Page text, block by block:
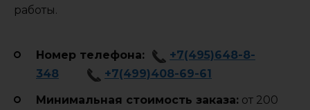
работы.
Номер телефона:
+7(495)648-8-
348
+7(499)408-69-61
Минимальная стоимость заказа: от 200